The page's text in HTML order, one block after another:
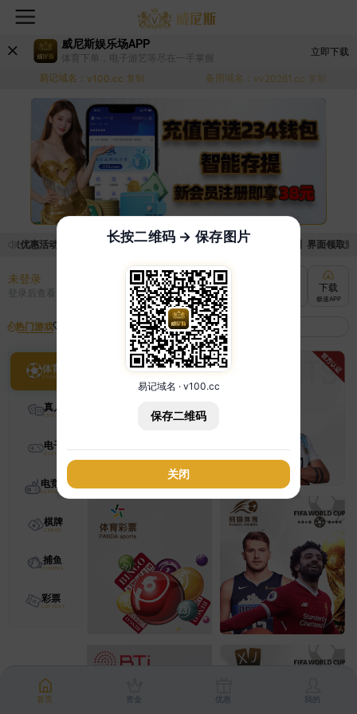
威尼斯娱乐场APP
体育下单，电子游艺等尽在一手掌握
立即下载
易记域名： v100.cc 复制 备用域名： vv20261.cc 复制
取优惠活动的手续麻烦，已新增优惠系统，现在可以前往【福利中心】界面领取
未登录
登录后查看 充值
快速到账
下载
极速APP
热门游戏
体育
真人
电子
电竞
棋牌
捕鱼
彩票
首页 资金 优惠 我的
长按二维码 → 保存图片
易记域名 · v100.cc
保存二维码
关闭